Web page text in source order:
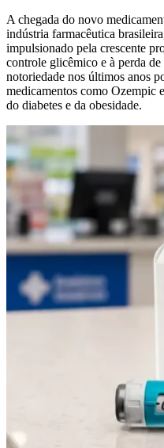
A chegada do novo
indústria farmacêutica
impulsionado pela crescente
controle glicêmico e à perda
notoriedade nos últimos anos
medicamentos como Ozempic
do diabetes e da obesidade.